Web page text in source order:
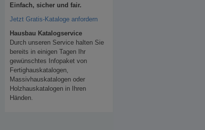
Einfach, sicher und fair.
Jetzt Gratis-Kataloge anfordern
Hausbau Katalogservice
Durch unseren Service halten Sie
bereits in einigen Tagen Ihr
gewünschtes Infopaket von
Fertighauskatalogen,
Massivhauskatalogen oder
Holzhauskatalogen in Ihren
Händen.